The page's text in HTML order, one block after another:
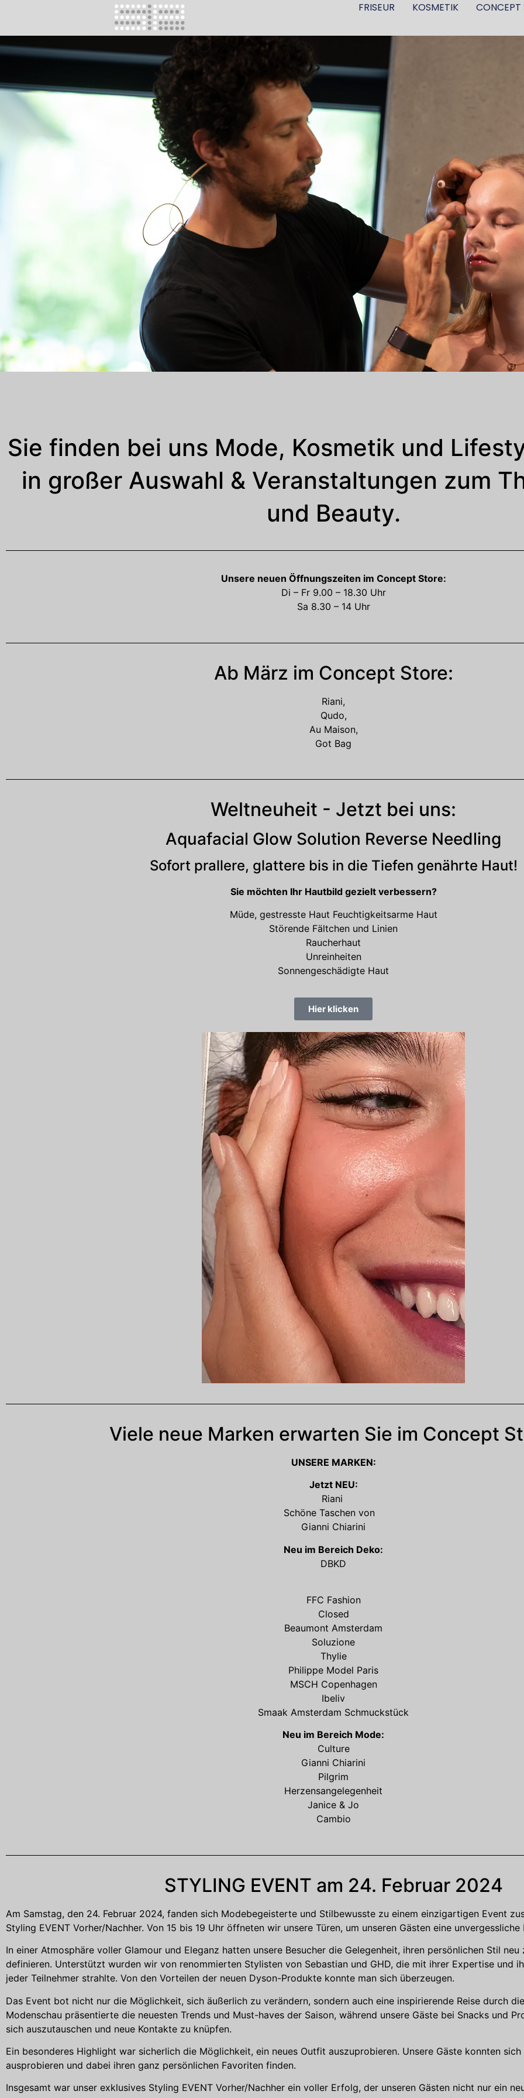
FRISEUR KOSMETIK CONCEPT
Sie finden bei uns Mode, Kosmetik und
in großer Auswahl & Veranstaltungen zum
und Beauty.
Unsere neuen Öffnungszeiten im Concept Store:
Di – Fr 9.00 – 18.30 Uhr
Sa 8.30 – 14 Uhr
Ab März im Concept Store:
Riani,
Qudo,
Au Maison,
Got Bag
Weltneuheit - Jetzt bei uns:
Aquafacial Glow Solution Reverse Needling
Sofort prallere, glattere bis in die Tiefen genährte Haut!
Sie möchten Ihr Hautbild gezielt verbessern?
Müde, gestresste Haut Feuchtigkeitsarme Haut
Störende Fältchen und Linien
Raucherhaut
Unreinheiten
Sonnengeschädigte Haut
Hier klicken
Viele neue Marken erwarten Sie im Concept
UNSERE MARKEN:
Jetzt NEU:
Riani
Schöne Taschen von
Gianni Chiarini
Neu im Bereich Deko:
DBKD
FFC Fashion
Closed
Beaumont Amsterdam
Soluzione
Thylie
Philippe Model Paris
MSCH Copenhagen
Ibeliv
Smaak Amsterdam Schmuckstück
Neu im Bereich Mode:
Culture
Gianni Chiarini
Pilgrim
Herzensangelegenheit
Janice & Jo
Cambio
STYLING EVENT am 24. Februar 2024
Am Samstag, den 24. Februar 2024, fanden sich Modebegeisterte und Stilbewusste zu einem einzigartigen Event
Styling EVENT Vorher/Nachher. Von 15 bis 19 Uhr öffneten wir unsere Türen, um unseren Gästen eine
In einer Atmosphäre voller Glamour und Eleganz hatten unsere Besucher die Gelegenheit, ihren persönlichen Stil
definieren. Unterstützt wurden wir von renommierten Stylisten von Sebastian und GHD, die mit ihrer Expertise und
jeder Teilnehmer strahlte. Von den Vorteilen der neuen Dyson-Produkte konnte man sich überzeugen.
Das Event bot nicht nur die Möglichkeit, sich äußerlich zu verändern, sondern auch eine inspirierende Reise durch
Modenschau präsentierte die neuesten Trends und Must-haves der Saison, während unsere Gäste bei Snacks und
sich auszutauschen und neue Kontakte zu knüpfen.
Ein besonderes Highlight war sicherlich die Möglichkeit, ein neues Outfit auszuprobieren. Unsere Gäste konnten
ausprobieren und dabei ihren ganz persönlichen Favoriten finden.
Insgesamt war unser exklusives Styling EVENT Vorher/Nachher ein voller Erfolg, der unseren Gästen nicht nur ein